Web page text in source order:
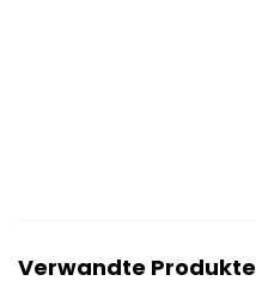
Verwandte Produkte